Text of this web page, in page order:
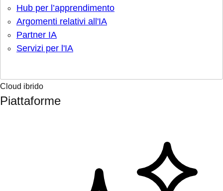
Hub per l’apprendimento
Argomenti relativi all'IA
Partner IA
Servizi per l'IA
Cloud ibrido
Piattaforme